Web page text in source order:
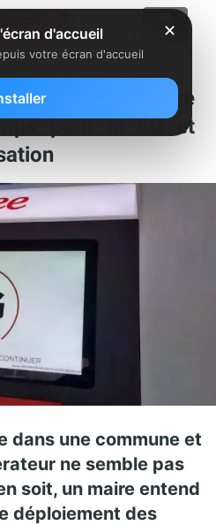
commune préfère
pour la 5G et
dans une commune et
ne semble pas
soit, un maire entend
déploiement des
✕
d'accueil
votre écran d'accueil